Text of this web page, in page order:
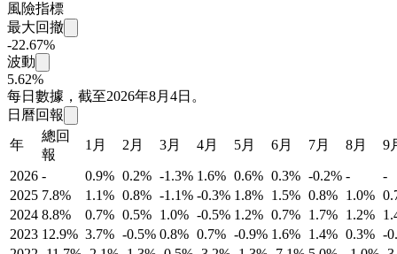
風險指標
最大回撤
-22.67%
波動
5.62%
每日數據，截至2026年8月4日。
日曆回報
年
總回
報
1月 2月 3月 4月 5月 6月 7月 8月 9
2026 - 0.9% 0.2% -1.3% 1.6% 0.6% 0.3% -0.2% -
-
2025 7.8% 1.1% 0.8% -1.1% -0.3% 1.8% 1.5% 0.8% 1.0%
2024 8.8% 0.7% 0.5% 1.0% -0.5% 1.2% 0.7% 1.7% 1.2%
2023 12.9% 3.7% -0.5% 0.8% 0.7% -0.9% 1.6% 1.4% 0.3% -